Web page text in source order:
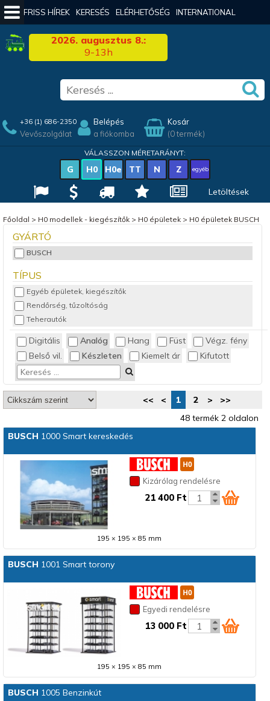
FRISS HÍREK KERESÉS ELÉRHETŐSÉG INTERNATIONAL
2026. augusztus 8.:
9-13h
+36 (1) 686-2350
Vevőszolgálat
Belépés
a fiókomba
Kosár
(0 termék)
VÁLASSZON MÉRETARÁNYT:
G H0 H0e TT N Z egyéb
Letöltések
Főoldal > H0 modellek - kiegészítők> H0 épületek> H0 épületek BUSCH
GYÁRTÓ
BUSCH
TÍPUS
Egyéb épületek, kiegészítők
Rendőrség, tűzoltóság
Teherautók
Digitális Analóg Hang Füst
Végz. fény
Belső vil.
Készleten Kiemelt ár Kifutott
<< < 1 2 >
>>
48 termék 2 oldalon
BUSCH 1000 Smart kereskedés
Kizárólag rendelésre
21 400 Ft
195 × 195 × 85 mm
BUSCH 1001 Smart torony
Egyedi rendelésre
13 000 Ft
195 × 195 × 85 mm
BUSCH 1005 Benzinkút